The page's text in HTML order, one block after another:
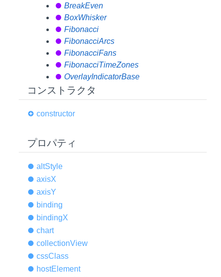
BreakEven
BoxWhisker
Fibonacci
FibonacciArcs
FibonacciFans
FibonacciTimeZones
OverlayIndicatorBase
コンストラクタ
constructor
プロパティ
altStyle
axisX
axisY
binding
bindingX
chart
collectionView
cssClass
hostElement